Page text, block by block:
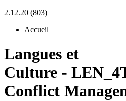
2.12.20 (803)
Accueil
Langues et
Culture -
Conflict